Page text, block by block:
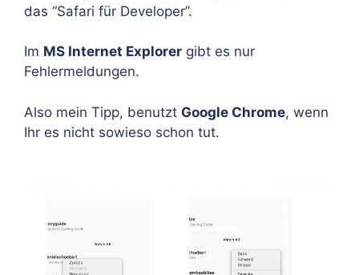
das “Safari für Developer”.
Im MS Internet Explorer gibt es nur
Fehlermeldungen.
Also mein Tipp, benutzt Google Chrome, wenn
Ihr es nicht sowieso schon tut.